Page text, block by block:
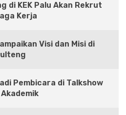
di KEK Palu Akan Rekrut
Kerja
Visi dan Misi di
Pembicara di Talkshow